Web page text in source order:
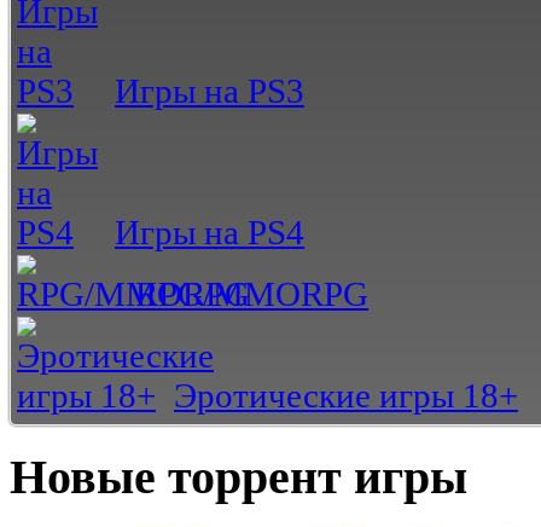
Игры на PS3
Игры на PS4
RPG/MMORPG
Эротические игры 18+
Новые торрент игры